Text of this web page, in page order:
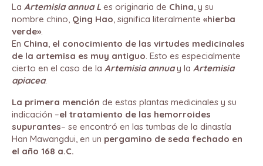
La Artemisia annua L es originaria de China , y su
nombre chino, Qing Hao , significa literalmente «hierba
verde»
En China el conocimiento de las virtudes medicinales
de la artemisa es muy antiguo . Esto es especialmente
cierto en el caso de la Artemisia annuay la Artemisia
apiacea.
La primera mención de estas plantas medicinales y su
indicación –el tratamiento de las hemorroides
supurantes– se encontró en las tumbas de la dinastía
Han Mawangdui, en un pergamino de seda fechado en
el año 168 a.C.